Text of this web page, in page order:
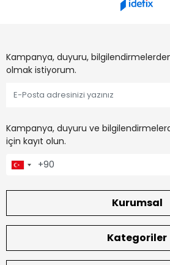
Kampanya, duyuru,
olmak istiyorum.
Kampanya, duyuru ve
için kayıt olun.
Kurumsal
Kategoriler